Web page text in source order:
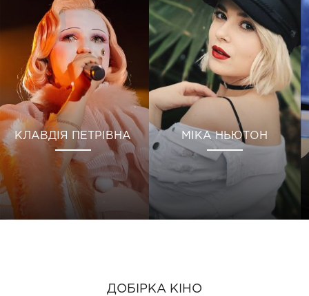
КЛАВДІЯ ПЕТРІВНА МІКА НЬЮТОН
ДОБІРКА КІНО